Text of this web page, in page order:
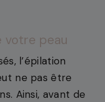
votre peau
l’épilation
ne pas être
Ainsi, avant de